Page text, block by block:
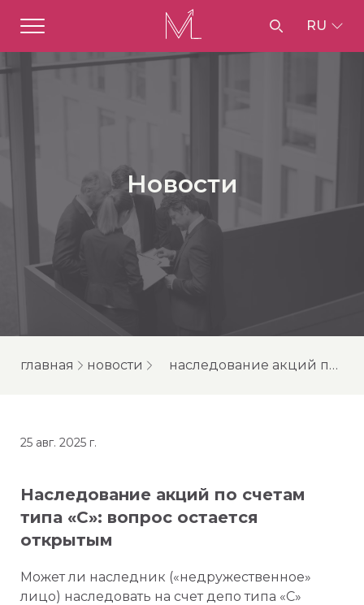
RU
Новости
главная новости наследование акций по счетам типа «с»: вопрос остается открытым
25 авг. 2025 г.
Наследование акций по счетам
типа «С»: вопрос остается
открытым
Может ли наследник («недружественное»
лицо) наследовать на счет депо типа «С»